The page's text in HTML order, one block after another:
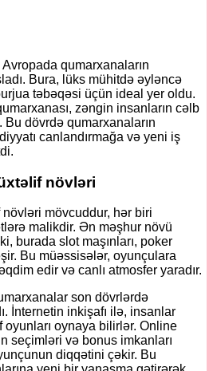
qumarxanaların
Bura, lüks mühitdə əyləncə
təbəqəsi üçün ideal yer oldu.
zəngin insanların cəlb
dövrdə qumarxanaların
canlandırmağa və yeni iş
növləri
mövcuddur, hər biri
malikdir. Ən məşhur növü
burada slot maşınları, poker
Bu müəssisələr, oyunçulara
edir və canlı atmosfer yaradır.
son dövrlərdə
İnternetin inkişafı ilə, insanlar
oyunları oynaya bilirlər. Online
seçimləri və bonus imkanları
diqqətini çəkir. Bu